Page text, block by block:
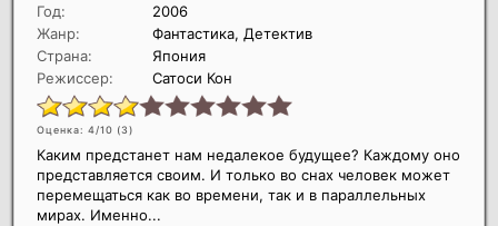
Год:
2006
Жанр:
Фантастика, Детектив
Страна:
Япония
Режиссер:
Сатоси Кон
Оценка: 4/10 (3)
Каким предстанет нам недалекое будущее? Каждому оно
представляется своим. И только во снах человек может
перемещаться как во времени, так и в параллельных
мирах. Именно...